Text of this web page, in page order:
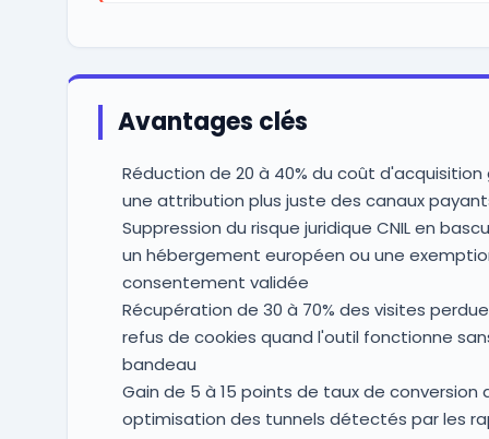
Avantages clés
Réduction de 20 à 40% du coût d'acquisition
une attribution plus juste des canaux
Suppression du risque juridique CNIL en
un hébergement européen ou une
consentement validée
Récupération de 30 à 70% des visites
refus de cookies quand l'outil fonctionne
bandeau
Gain de 5 à 15 points de taux de conversion
optimisation des tunnels détectés par les